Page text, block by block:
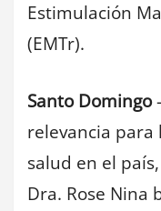
Estimulación
(EMTr).
Santo Domingo
relevancia para
salud en el
Dra. Rose Nina